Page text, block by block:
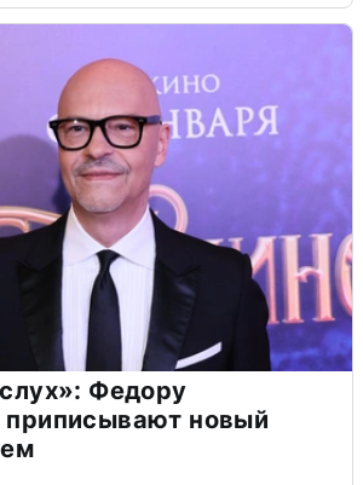
Федору
приписывают новый